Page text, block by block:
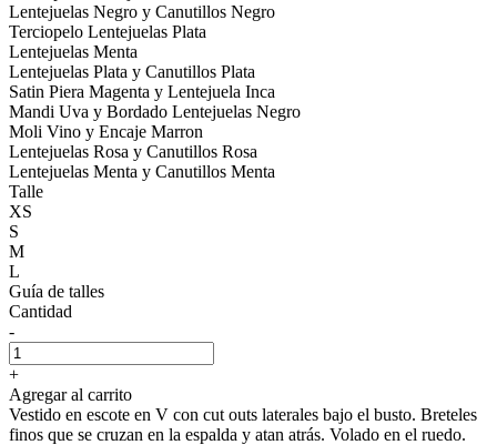
Lentejuelas Negro y Canutillos Negro
Terciopelo Lentejuelas Plata
Lentejuelas Menta
Lentejuelas Plata y Canutillos Plata
Satin Piera Magenta y Lentejuela Inca
Mandi Uva y Bordado Lentejuelas Negro
Moli Vino y Encaje Marron
Lentejuelas Rosa y Canutillos Rosa
Lentejuelas Menta y Canutillos Menta
Talle
XS
S
M
L
Guía de talles
Cantidad
-
+
Agregar al carrito
Vestido en escote en V con cut outs laterales bajo el busto. Breteles
finos que se cruzan en la espalda y atan atrás. Volado en el ruedo.